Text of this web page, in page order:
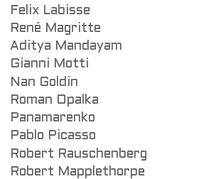
Felix Labisse
René Magritte
Aditya Mandayam
Gianni Motti
Nan Goldin
Roman Opalka
Panamarenko
Pablo Picasso
Robert Rauschenberg
Robert Mapplethorpe